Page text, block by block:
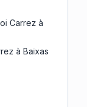
Carrez à
à Baixas